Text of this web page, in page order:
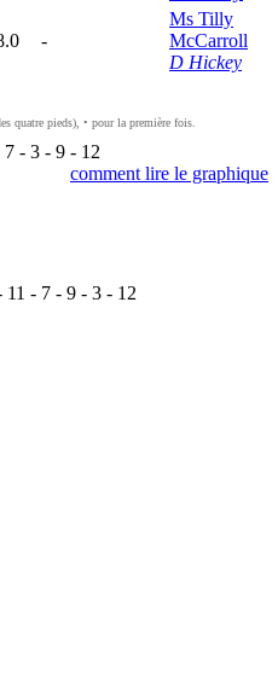
-
Ms Tilly
McCarroll
D Hickey
quatre pieds), • pour la première fois.
7 - 3 - 9 - 12
comment lire le graphique
11 - 7 - 9 - 3 - 12